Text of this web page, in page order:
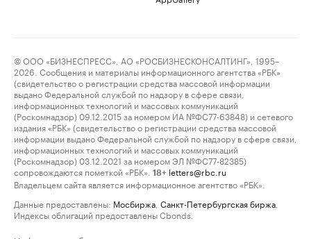
© ООО «БИЗНЕСПРЕСС», АО «РОСБИЗНЕСКОНСАЛТИНГ», 1995–
2026. Сообщения и материалы информационного агентства «РБК»
(свидетельство о регистрации средства массовой информации
выдано Федеральной службой по надзору в сфере связи,
информационных технологий и массовых коммуникаций
(Роскомнадзор) 09.12.2015 за номером ИА №ФС77-63848) и сетевого
издания «РБК» (свидетельство о регистрации средства массовой
информации выдано Федеральной службой по надзору в сфере связи,
информационных технологий и массовых коммуникаций
(Роскомнадзор) 03.12.2021 за номером ЭЛ №ФС77-82385)
сопровождаются пометкой «РБК».
18+ letters@rbc.ru
Владельцем сайта является информационное агентство «РБК».
Данные предоставлены: Мосбиржа Санкт-Петербургская биржа
Индексы облигаций предоставлены Cbonds.